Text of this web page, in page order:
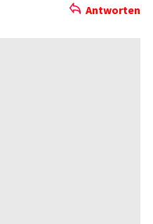
Antworten